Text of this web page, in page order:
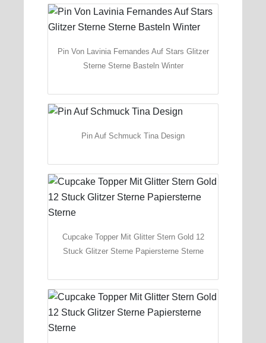
Pin Von Lavinia Fernandes Auf Stars Glitzer
Sterne Sterne Basteln Winter
Pin Auf Schmuck Tina Design
Cupcake Topper Mit Glitter Stern Gold 12
Stuck Glitzer Sterne Papiersterne Sterne